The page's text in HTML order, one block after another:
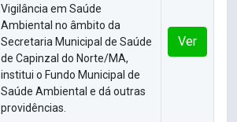
Vigilância em Saúde
Ambiental no âmbito da
Secretaria Municipal de Saúde
de Capinzal do Norte/MA,
institui o Fundo Municipal de
Saúde Ambiental e dá outras
providências.
Ver